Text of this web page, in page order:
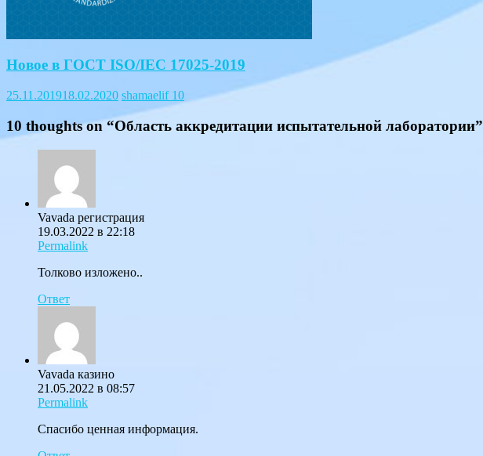
Новое в ГОСТ ISO/IEC 17025-2019
25.11.201918.02.2020 shamaelif 10
10 thoughts on “Область аккредитации испытательной лаборатории”
Vavada регистрация
19.03.2022 в 22:18
Permalink
Толково изложено..
Ответ
Vavada казино
21.05.2022 в 08:57
Permalink
Спасибо ценная информация.